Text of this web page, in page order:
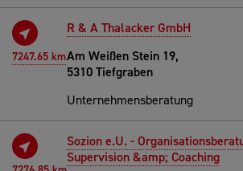
7247.65 km
R & A Thalacker GmbH
Am Weißen Stein 19,
5310 Tiefgraben
Unternehmensberatung
Sozion e.U. -
Supervision &amp; Coaching